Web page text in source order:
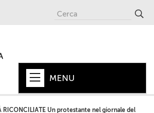
MENU
RICONCILIATE Un protestante nel giornale del